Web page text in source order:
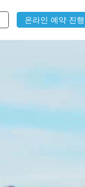
온라인 예약 진